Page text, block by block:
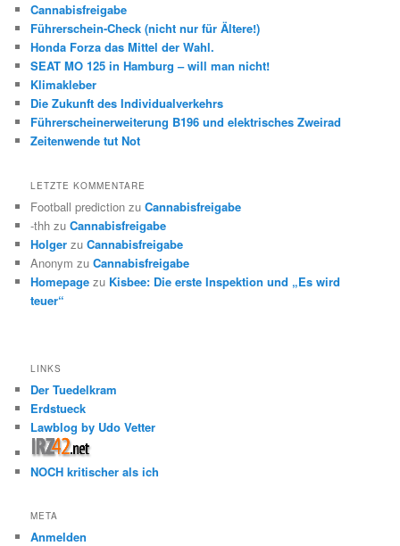
Cannabisfreigabe
Führerschein-Check (nicht nur für Ältere!)
Honda Forza das Mittel der Wahl.
SEAT MO 125 in Hamburg – will man nicht!
Klimakleber
Die Zukunft des Individualverkehrs
Führerscheinerweiterung B196 und elektrisches Zweirad
Zeitenwende tut Not
LETZTE KOMMENTARE
Football prediction zuCannabisfreigabe
-thh zuCannabisfreigabe
Holger zuCannabisfreigabe
Anonym zuCannabisfreigabe
Homepage zu Kisbee: Die erste Inspektion und „Es wird
teuer“
LINKS
Der Tuedelkram
Erdstueck
Lawblog by Udo Vetter
NOCH kritischer als ich
META
Anmelden